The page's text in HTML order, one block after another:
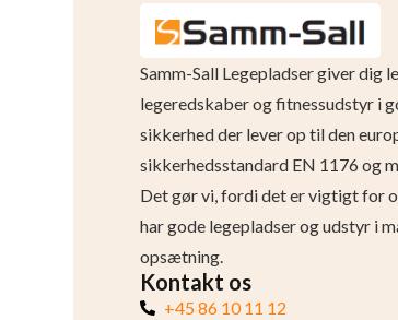
Samm-Sall Legepladser giver dig
legeredskaber og fitnessudstyr i
sikkerhed der lever op til den
sikkerhedsstandard EN 1176 og
Det gør vi, fordi det er vigtigt for
har gode legepladser og udstyr i
opsætning.
Kontakt os
+45 86 10 11 12